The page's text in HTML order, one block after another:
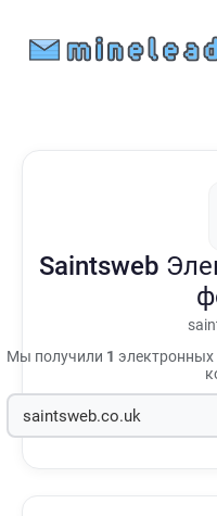
Saintsweb
Мы получили 1 электронных